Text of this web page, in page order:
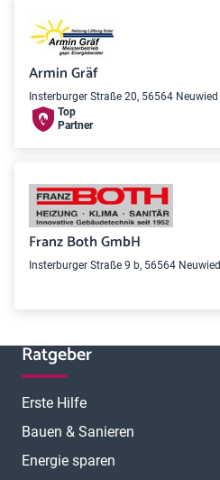
Armin Gräf
Insterburger Straße 20, 56564 Neuwied
Top
Partner
Franz Both GmbH
Insterburger Straße 9 b, 56564 Neuwied
Ratgeber
Erste Hilfe
Bauen & Sanieren
Energie sparen